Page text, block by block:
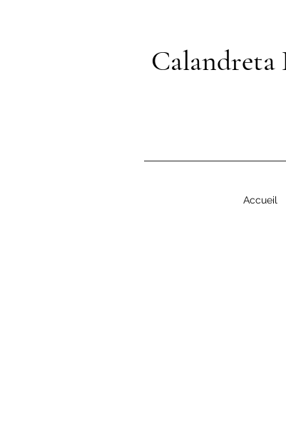
Calandreta
Accueil